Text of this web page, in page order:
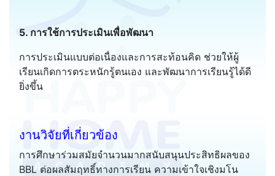
5. การใช้การประเมินเพื่อพัฒนา
การประเมินแบบต่อเนื่องและการสะท้อนคิด ช่วยให้ผู้
เรียนเกิดการตระหนักรู้ตนเอง และพัฒนาการเรียนรู้ได้ดี
ยิ่งขึ้น
งานวิจัยที่เกี่ยวข้อง
การศึกษาร่วมสมัยจำนวนมากสนับสนุนประสิทธิผลของ
BBL ต่อผลสัมฤทธิ์ทางการเรียน ความเข้าใจเชิงมโน